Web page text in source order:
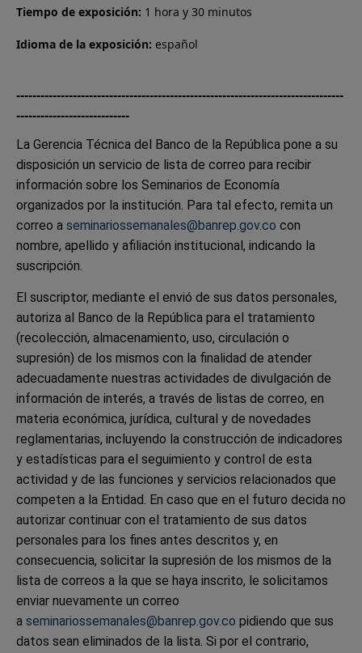
Tiempo de exposición: 1 hora y 30 minutos
Idioma de la exposición: español
---------------------------------------------------------------------------------
----------------------------
La Gerencia Técnica del Banco de la República pone a su
disposición un servicio de lista de correo para recibir
información sobre los Seminarios de Economía
organizados por la institución. Para tal efecto, remita un
correo a seminariossemanales@banrep.gov.co con
nombre, apellido y afiliación institucional, indicando la
suscripción.
El suscriptor, mediante el envió de sus datos personales,
autoriza al Banco de la República para el tratamiento
(recolección, almacenamiento, uso, circulación o
supresión) de los mismos con la finalidad de atender
adecuadamente nuestras actividades de divulgación de
información de interés, a través de listas de correo, en
materia económica, jurídica, cultural y de novedades
reglamentarias, incluyendo la construcción de indicadores
y estadísticas para el seguimiento y control de esta
actividad y de las funciones y servicios relacionados que
competen a la Entidad. En caso que en el futuro decida no
autorizar continuar con el tratamiento de sus datos
personales para los fines antes descritos y, en
consecuencia, solicitar la supresión de los mismos de la
lista de correos a la que se haya inscrito, le solicitamos
enviar nuevamente un correo
a seminariossemanales@banrep.gov.co pidiendo que sus
datos sean eliminados de la lista. Si por el contrario,